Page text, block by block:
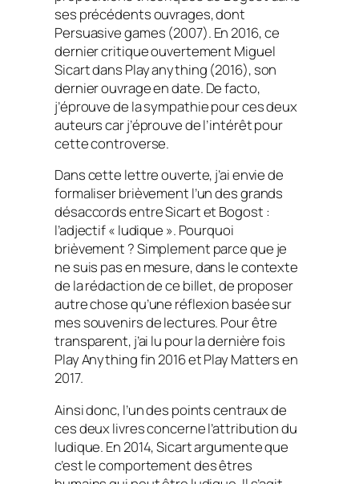
ses précédents ouvrages, dont
Persuasive games (2007). En 2016, ce
dernier critique ouvertement Miguel
Sicart dans Play anything (2016), son
dernier ouvrage en date. De facto,
j’éprouve de la sympathie pour ces deux
auteurs car j’éprouve de l’intérêt pour
cette controverse.
Dans cette lettre ouverte, j’ai envie de
formaliser brièvement l’un des grands
désaccords entre Sicart et Bogost :
l’adjectif « ludique ». Pourquoi
brièvement ? Simplement parce que je
ne suis pas en mesure, dans le contexte
de la rédaction de ce billet, de proposer
autre chose qu’une réflexion basée sur
mes souvenirs de lectures. Pour être
transparent, j’ai lu pour la dernière fois
Play Anythingfin 2016 etPlay Mattersen
2017.
Ainsi donc, l’un des points centraux de
ces deux livres concerne l’attribution du
ludique. En 2014, Sicart argumente que
c’est le comportement des êtres